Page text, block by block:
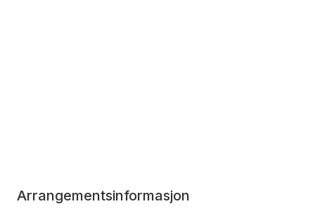
Arrangementsinformasjon